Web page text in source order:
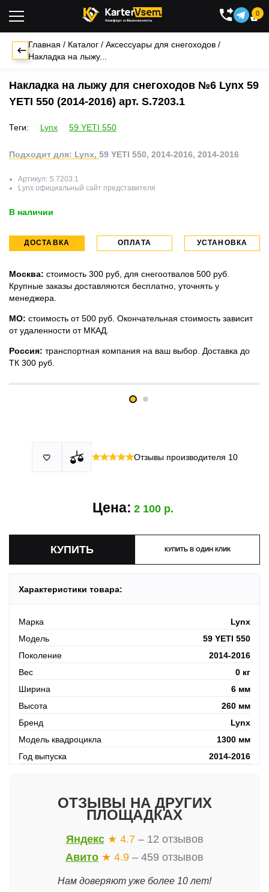

0
Главная / Каталог / Аксессуары для снегоходов /
Накладка на лыжу...
Накладка на лыжу для снегоходов №6 Lynx 59
YETI 550 (2014-2016) арт. S.7203.1
Теги: Lynx 59 YETI 550
Подходит для: Lynx, 59 YETI 550, 2014-2016, 2014-2016
Артикул: S.7203.1
Lynx официальный сайт представителя
В наличии
ДОСТАВКА ОПЛАТА УСТАНОВКА
Москва: стоимость 300 руб, для снегоотвалов 500 руб.
Крупные заказы доставляются бесплатно, уточнять у
менеджера.
МО: стоимость от 500 руб. Окончательная стоимость зависит
от удаленности от МКАД.
Россия: транспортная компания на ваш выбор. Доставка до
ТК 300 руб.
Принимаем все виды оплаты в том числе переводы и СПБ.
По России: оплата производится до момента отгрузки в ТК.
У нас 2 установочных центра:г. Москва, ул. Привольная д 2,
скидка 25%
 Отзывы производителя 10
Цена: 2 100
КУПИТЬ В ОДИН КЛИК
Характеристики товара:
Марка
Lynx
Модель
59 YETI 550
Поколение
2014-2016
Вес
0 кг
Ширина
6 мм
Высота
260 мм
Бренд
Lynx
Модель квадроцикла
1300 мм
Год выпуска
2014-2016
ОТЗЫВЫ НА ДРУГИХ
ПЛОЩАДКАХ
Яндекс ★ 4.7 – 12 отзывов
Авито ★ 4.9 – 459 отзывов
Нам доверяют уже более 10 лет!